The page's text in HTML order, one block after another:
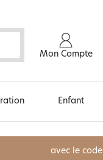
Mon Compte
Enfant
avec le code